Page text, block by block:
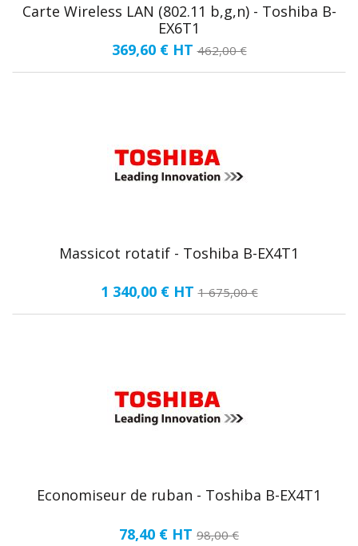
Carte Wireless LAN (802.11 b,g,n) - Toshiba B-
EX6T1
369,60 € HT 462,00 €
Massicot rotatif - Toshiba B-EX4T1
1 340,00 € HT 1 675,00 €
Economiseur de ruban - Toshiba B-EX4T1
78,40 € HT 98,00 €